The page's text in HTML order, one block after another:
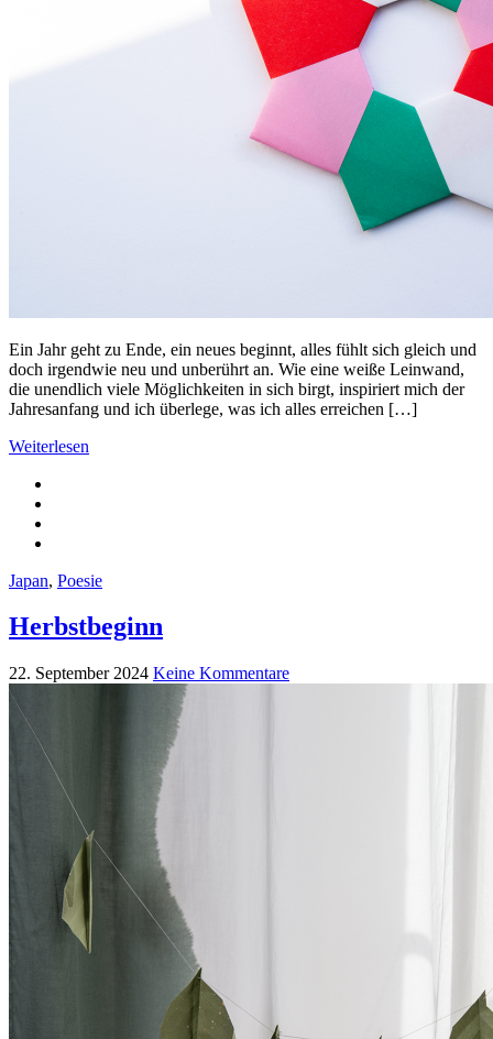
Ein Jahr geht zu Ende, ein neues beginnt, alles fühlt sich gleich und
doch irgendwie neu und unberührt an. Wie eine weiße Leinwand,
die unendlich viele Möglichkeiten in sich birgt, inspiriert mich der
Jahresanfang und ich überlege, was ich alles erreichen […]
Weiterlesen
Japan, Poesie
Herbstbeginn
22. September 2024 Keine Kommentare